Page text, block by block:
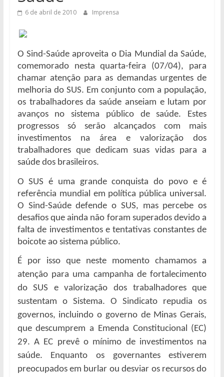
6 de abril de 2010 Imprensa
O Sind-Saúde aproveita o Dia Mundial da Saúde,
comemorado nesta quarta-feira (07/04), para
chamar atenção para as demandas urgentes de
melhoria do SUS. Em conjunto com a população,
os trabalhadores da saúde anseiam e lutam por
avanços no sistema público de saúde. Estes
progressos só serão alcançados com mais
investimentos na área e valorização dos
trabalhadores que dedicam suas vidas para a
saúde dos brasileiros.
O SUS é uma grande conquista do povo e é
referência mundial em política pública universal.
O Sind-Saúde defende o SUS, mas percebe os
desafios que ainda não foram superados devido a
falta de investimentos e tentativas constantes de
boicote ao sistema público.
É por isso que neste momento chamamos a
atenção para uma campanha de fortalecimento
do SUS e valorização dos trabalhadores que
sustentam o Sistema. O Sindicato repudia os
governos, incluindo o governo de Minas Gerais,
que descumprem a Emenda Constitucional (EC)
29. A EC prevê o mínimo de investimentos na
saúde. Enquanto os governantes estiverem
preocupados em burlar ou desviar os recursos do